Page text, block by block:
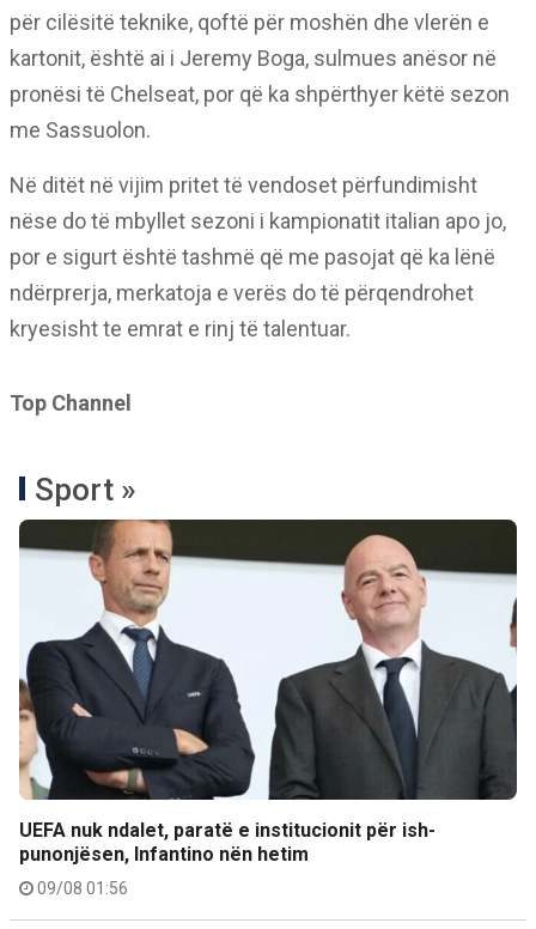
për cilësitë teknike, qoftë për moshën dhe vlerën e
kartonit, është ai i Jeremy Boga, sulmues anësor në
pronësi të Chelseat, por që ka shpërthyer këtë sezon
me Sassuolon.
Në ditët në vijim pritet të vendoset përfundimisht
nëse do të mbyllet sezoni i kampionatit italian apo jo,
por e sigurt është tashmë që me pasojat që ka lënë
ndërprerja, merkatoja e verës do të përqendrohet
kryesisht te emrat e rinj të talentuar.
Top Channel
Sport »
UEFA nuk ndalet, paratë e institucionit për ish-
punonjësen, Infantino nën hetim
09/08 01:56